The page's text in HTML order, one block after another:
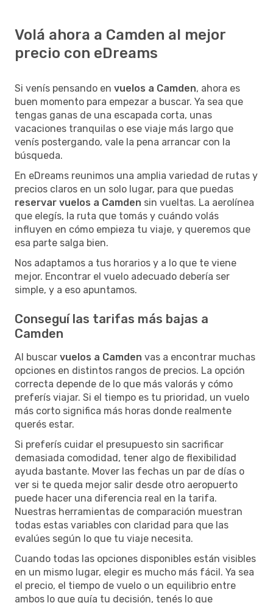
Volá ahora a Camden al mejor
precio con eDreams
Si venís pensando en vuelos a Camden, ahora es
buen momento para empezar a buscar. Ya sea que
tengas ganas de una escapada corta, unas
vacaciones tranquilas o ese viaje más largo que
venís postergando, vale la pena arrancar con la
búsqueda.
En eDreams reunimos una amplia variedad de rutas y
precios claros en un solo lugar, para que puedas
reservar vuelos a Camden sin vueltas. La aerolínea
que elegís, la ruta que tomás y cuándo volás
influyen en cómo empieza tu viaje, y queremos que
esa parte salga bien.
Nos adaptamos a tus horarios y a lo que te viene
mejor. Encontrar el vuelo adecuado debería ser
simple, y a eso apuntamos.
Conseguí las tarifas más bajas a
Camden
Al buscar vuelos a Camden vas a encontrar muchas
opciones en distintos rangos de precios. La opción
correcta depende de lo que más valorás y cómo
preferís viajar. Si el tiempo es tu prioridad, un vuelo
más corto significa más horas donde realmente
querés estar.
Si preferís cuidar el presupuesto sin sacrificar
demasiada comodidad, tener algo de flexibilidad
ayuda bastante. Mover las fechas un par de días o
ver si te queda mejor salir desde otro aeropuerto
puede hacer una diferencia real en la tarifa.
Nuestras herramientas de comparación muestran
todas estas variables con claridad para que las
evalúes según lo que tu viaje necesita.
Cuando todas las opciones disponibles están visibles
en un mismo lugar, elegir es mucho más fácil. Ya sea
el precio, el tiempo de vuelo o un equilibrio entre
ambos lo que guía tu decisión, tenés lo que